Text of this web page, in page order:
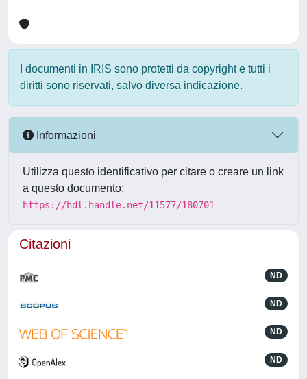
I documenti in IRIS sono protetti da copyright e tutti i
diritti sono riservati, salvo diversa indicazione.
Informazioni
Utilizza questo identificativo per citare o creare un link
a questo documento:
https://hdl.handle.net/11577/180701
Citazioni
ND
ND
ND
ND